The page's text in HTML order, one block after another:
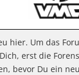
hier. Um das
erst die
bevor Du ein